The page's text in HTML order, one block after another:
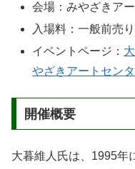
会場：みやざきア
入場料：一般前売
イベントページ：
やざきアートセン
開催概要
大暮維人氏は、1995年